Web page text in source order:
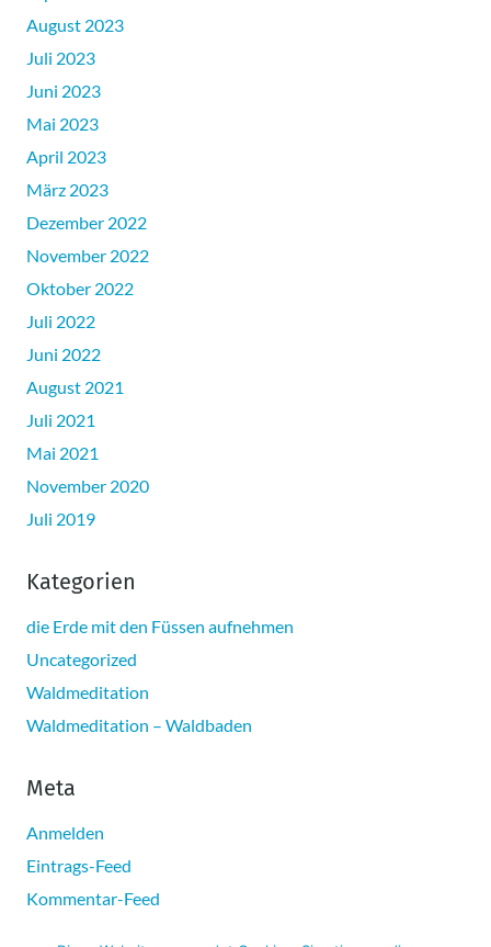
August 2023
Juli 2023
Juni 2023
Mai 2023
April 2023
März 2023
Dezember 2022
November 2022
Oktober 2022
Juli 2022
Juni 2022
August 2021
Juli 2021
Mai 2021
November 2020
Juli 2019
Kategorien
die Erde mit den Füssen aufnehmen
Uncategorized
Waldmeditation
Waldmeditation – Waldbaden
Meta
Anmelden
Eintrags-Feed
Kommentar-Feed